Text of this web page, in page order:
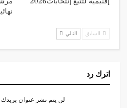
السابق التالي
اترك رد
لن يتم نشر عنوان بريدك